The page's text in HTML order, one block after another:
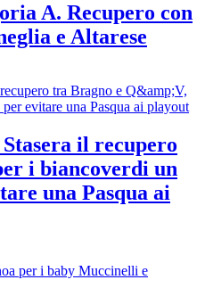
A. Recupero con
e Altarese
il recupero
i biancoverdi un
una Pasqua ai